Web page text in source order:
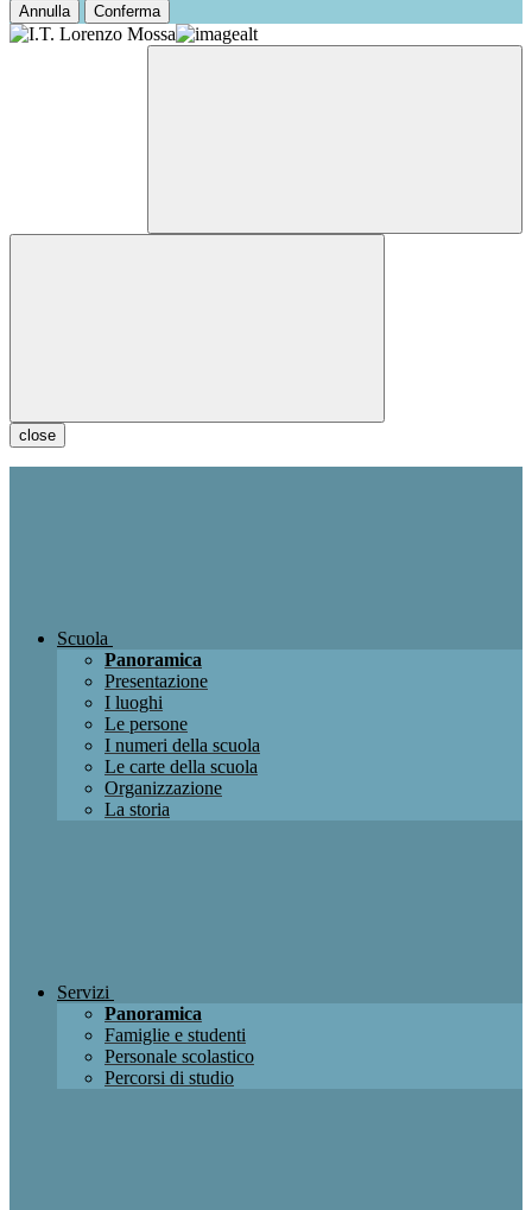
Annulla Conferma
close
Scuola
Panoramica
Presentazione
I luoghi
Le persone
I numeri della scuola
Le carte della scuola
Organizzazione
La storia
Servizi
Panoramica
Famiglie e studenti
Personale scolastico
Percorsi di studio